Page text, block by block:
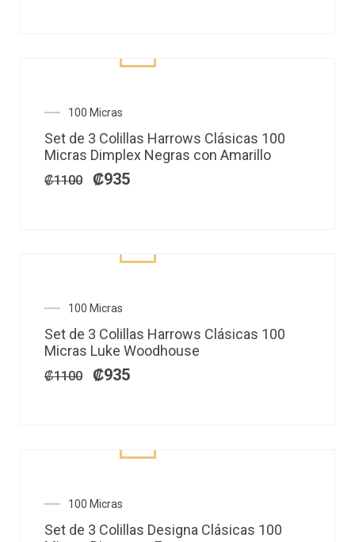
100 Micras
Set de 3 Colillas Harrows Clásicas 100
Micras Dimplex Negras con Amarillo
₡1100
El
precio
original
era:
₡1100.
₡935
precio
actual
es:
₡935.
100 Micras
Set de 3 Colillas Harrows Clásicas 100
Micras Luke Woodhouse
₡1100
El
precio
original
era:
₡1100.
₡935
precio
actual
es:
₡935.
100 Micras
Set de 3 Colillas Designa Clásicas 100
El
precio
original
precio
actual